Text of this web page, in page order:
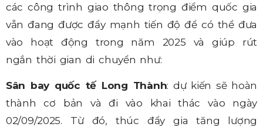
các công trình giao thông trọng điểm quốc gia
vẫn đang được đẩy mạnh tiến độ để có thể đưa
vào hoạt động trong năm 2025 và giúp rút
ngắn thời gian di chuyển như:
Sân bay quốc tế Long Thành: dự kiến sẽ hoàn
thành cơ bản và đi vào khai thác vào ngày
02/09/2025. Từ đó, thúc đẩy gia tăng lượng